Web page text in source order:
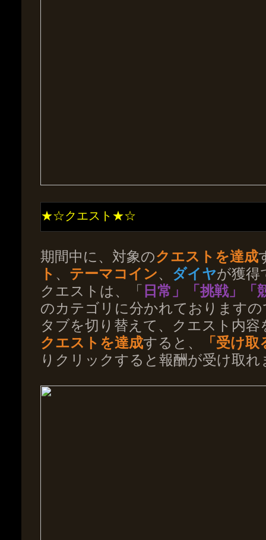
★☆クエスト★☆
期間中に、対象のクエストを達成
ト 、 テーマコイン、 ダイヤが獲得
クエストは、「 日常」「挑戦」「
のカテゴリに分かれておりますの
タブを切り替えて、クエスト内容
クエストを達成すると、
「受け取
りクリックすると報酬が受け取れ